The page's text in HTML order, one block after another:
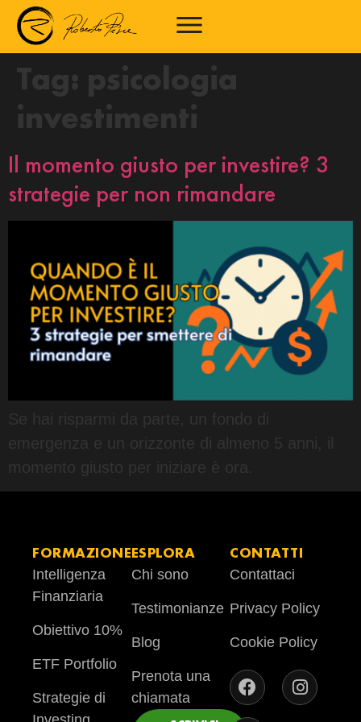
Tag:
psicologia
investimenti
Il momento giusto per investire? 3
strategie per non rimandare
Se hai risparmi da parte, un fondo di
emergenza e un orizzonte di almeno 5 anni, il
momento giusto per iniziare è ora.
FORMAZIONE
Intelligenza
Finanziaria
Obiettivo 10%
ETF Portfolio
Strategie di
ESPLORA
Chi sono
Testimonianze
Blog
Prenota una
chiamata
CONTATTI
Contattaci
Privacy Policy
Cookie Policy